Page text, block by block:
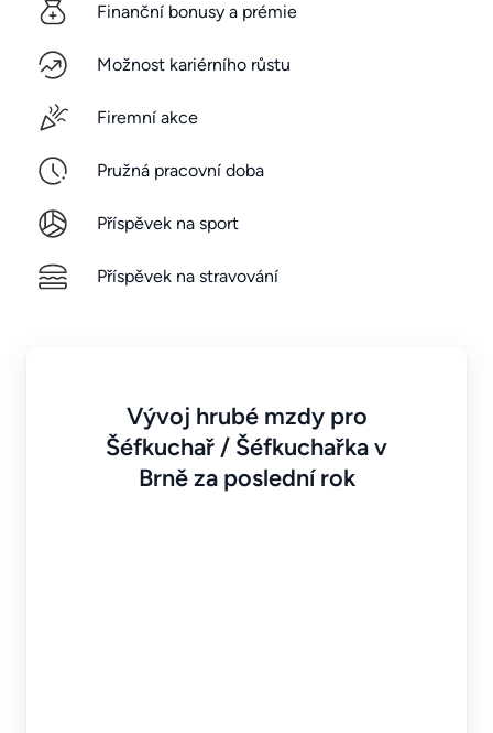
Finanční bonusy a prémie
Možnost kariérního růstu
Firemní akce
Pružná pracovní doba
Příspěvek na sport
Příspěvek na stravování
Vývoj hrubé mzdy pro
Šéfkuchař / Šéfkuchařka v
Brně za poslední rok